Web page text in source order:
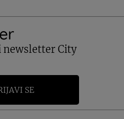
City
SE